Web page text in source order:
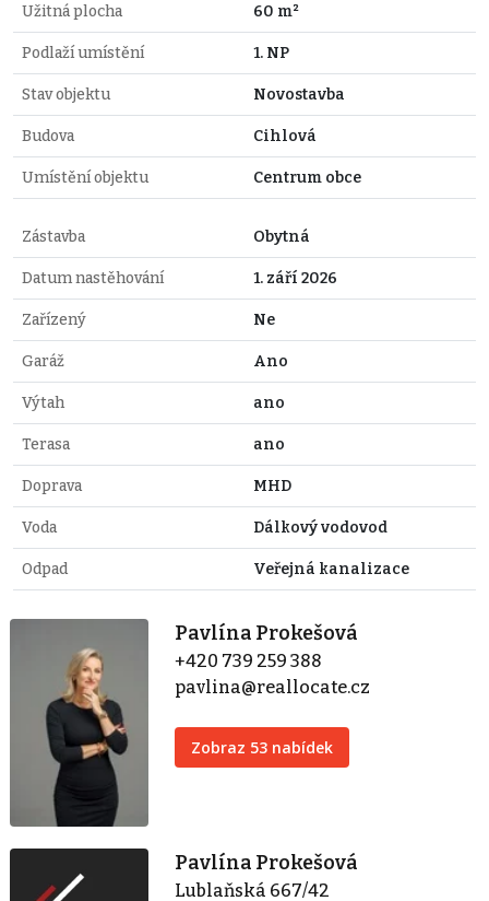
Užitná plocha 60 m²
Podlaží umístění 1. NP
Stav objektu Novostavba
Budova Cihlová
Umístění objektu Centrum obce
Zástavba Obytná
Datum nastěhování 1. září 2026
Zařízený Ne
Garáž Ano
Výtah ano
Terasa ano
Doprava MHD
Voda Dálkový vodovod
Odpad Veřejná kanalizace
Pavlína Prokešová
+420 739 259 388
pavlina@reallocate.cz
Zobraz 53 nabídek
Pavlína Prokešová
Lublaňská 667/42